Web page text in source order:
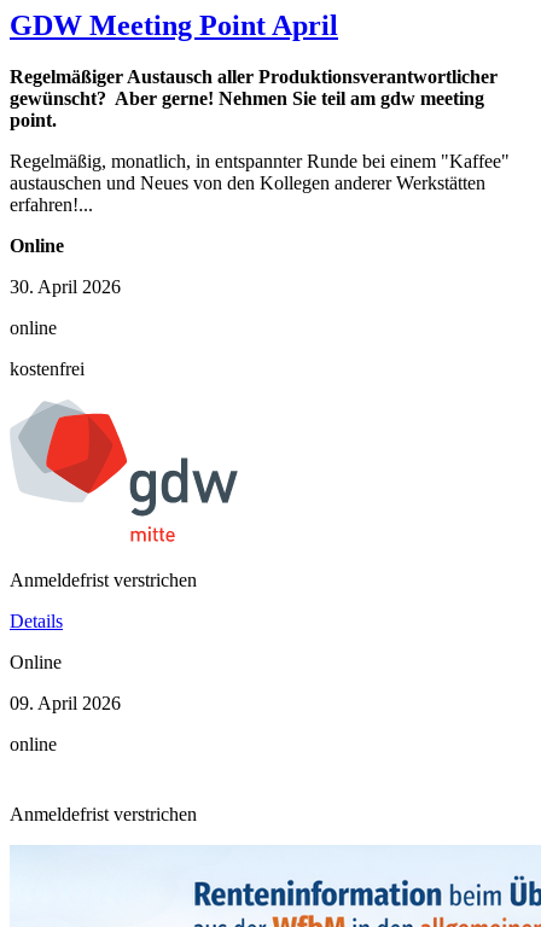
GDW Meeting Point April
Regelmäßiger Austausch aller Produktionsverantwortlicher
gewünscht? Aber gerne! Nehmen Sie teil am gdw meeting
point.
Regelmäßig, monatlich, in entspannter Runde bei einem "Kaffee"
austauschen und Neues von den Kollegen anderer Werkstätten
erfahren!...
Online
30. April 2026
online
kostenfrei
Anmeldefrist verstrichen
Details
Online
09. April 2026
online
Anmeldefrist verstrichen